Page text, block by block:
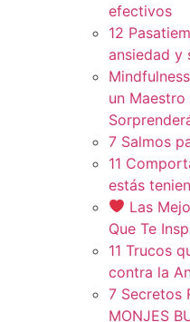
efectivos
12
ansiedad y
un
7 Salmos
11
estás
Las
Que Te
11 Trucos
contra la
7 Secretos
MONJES